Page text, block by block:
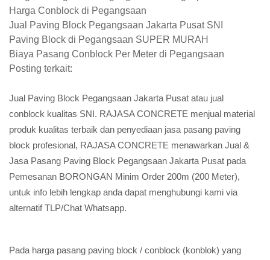
Harga Conblock di Pegangsaan
Jual Paving Block Pegangsaan Jakarta Pusat SNI
Paving Block di Pegangsaan SUPER MURAH
Biaya Pasang Conblock Per Meter di Pegangsaan
Posting terkait:
Jual Paving Block Pegangsaan Jakarta Pusat atau jual
conblock kualitas SNI. RAJASA CONCRETE menjual material
produk kualitas terbaik dan penyediaan jasa pasang paving
block profesional, RAJASA CONCRETE menawarkan Jual &
Jasa Pasang Paving Block Pegangsaan Jakarta Pusat pada
Pemesanan BORONGAN Minim Order 200m (200 Meter),
untuk info lebih lengkap anda dapat menghubungi kami via
alternatif TLP/Chat Whatsapp.
Pada harga pasang paving block / conblock (konblok) yang